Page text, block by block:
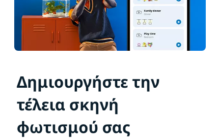
Δημιουργήστε την
τέλεια σκηνή
φωτισμού σας